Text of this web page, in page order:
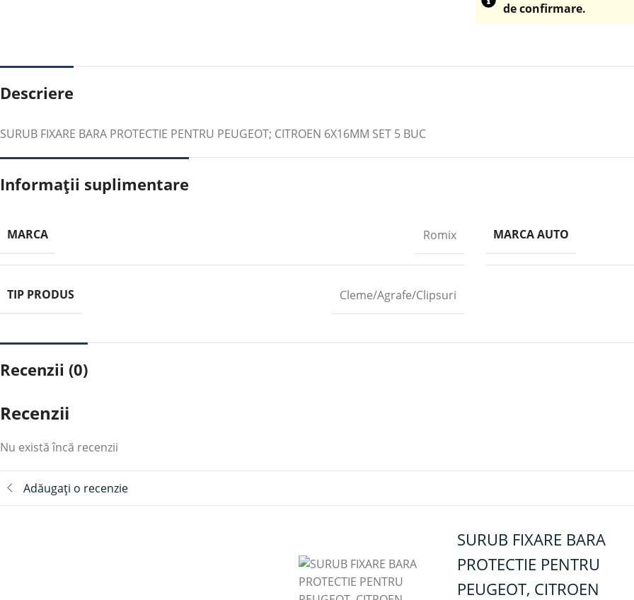
de confirmare.
Descriere
SURUB FIXARE BARA PROTECTIE PENTRU PEUGEOT; CITROEN 6X16MM SET 5 BUC
Informații suplimentare
MARCA Romix MARCA AUTO
TIP PRODUS Cleme/Agrafe/Clipsuri
Recenzii (0)
Recenzii
Nu există încă recenzii
Adăugați o recenzie
SURUB FIXARE BARA
PROTECTIE PENTRU
PEUGEOT, CITROEN